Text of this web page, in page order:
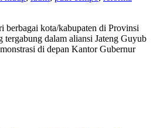
berbagai kota/kabupaten di Provinsi
tergabung dalam aliansi Jateng Guyub
di depan Kantor Gubernur